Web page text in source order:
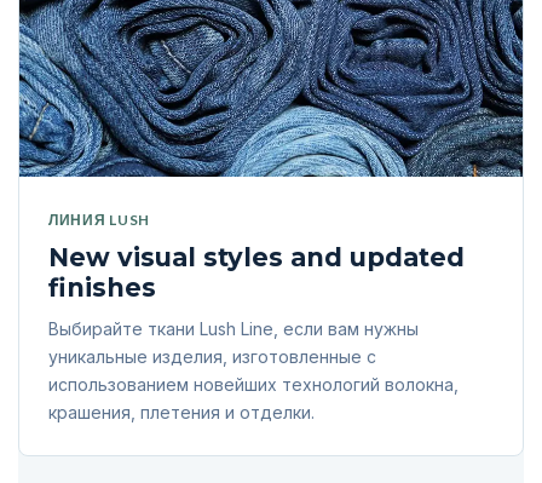
ЛИНИЯ LUSH
New visual styles and updated
finishes
Выбирайте ткани Lush Line, если вам нужны
уникальные изделия, изготовленные с
использованием новейших технологий волокна,
крашения, плетения и отделки.